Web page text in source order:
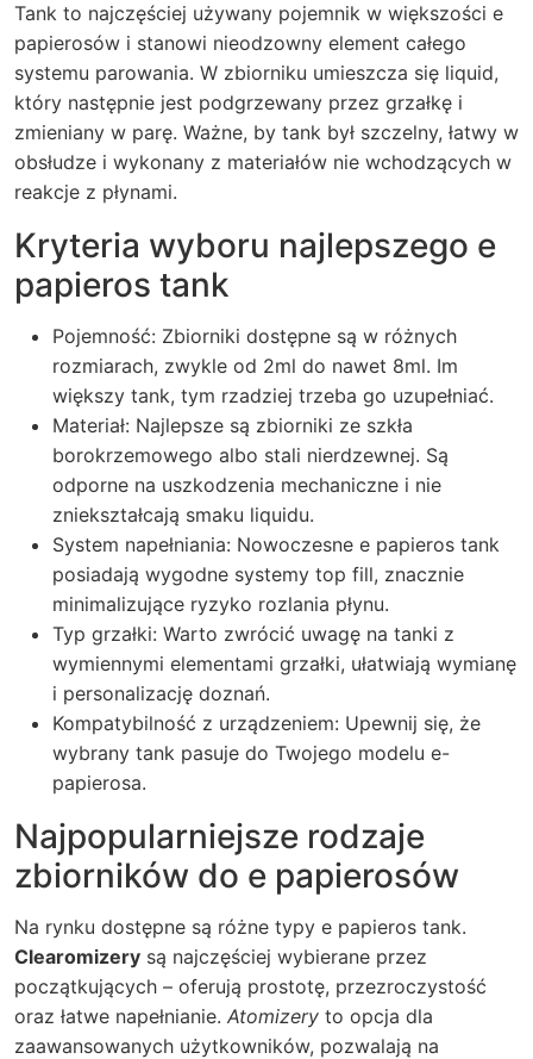
Tank to najczęściej używany pojemnik w większości e
papierosów i stanowi nieodzowny element całego
systemu parowania. W zbiorniku umieszcza się liquid,
który następnie jest podgrzewany przez grzałkę i
zmieniany w parę. Ważne, by tank był szczelny, łatwy w
obsłudze i wykonany z materiałów nie wchodzących w
reakcje z płynami.
Kryteria wyboru najlepszego e
papieros tank
Pojemność: Zbiorniki dostępne są w różnych
rozmiarach, zwykle od 2ml do nawet 8ml. Im
większy tank, tym rzadziej trzeba go uzupełniać.
Materiał: Najlepsze są zbiorniki ze szkła
borokrzemowego albo stali nierdzewnej. Są
odporne na uszkodzenia mechaniczne i nie
zniekształcają smaku liquidu.
System napełniania: Nowoczesne e papieros tank
posiadają wygodne systemy top fill, znacznie
minimalizujące ryzyko rozlania płynu.
Typ grzałki: Warto zwrócić uwagę na tanki z
wymiennymi elementami grzałki, ułatwiają wymianę
i personalizację doznań.
Kompatybilność z urządzeniem: Upewnij się, że
wybrany tank pasuje do Twojego modelu e-
papierosa.
Najpopularniejsze rodzaje
zbiorników do e papierosów
Na rynku dostępne są różne typy e papieros tank.
Clearomizery są najczęściej wybierane przez
początkujących – oferują prostotę, przezroczystość
oraz łatwe napełnianie. Atomizery to opcja dla
zaawansowanych użytkowników, pozwalają na